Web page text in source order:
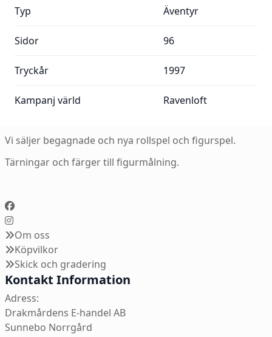
Typ Äventyr
Sidor 96
Tryckår 1997
Kampanj värld Ravenloft
Vi säljer begagnade och nya rollspel och figurspel.
Tärningar och färger till figurmålning.
Om oss
Köpvilkor
Skick och gradering
Kontakt Information
Adress:
Drakmårdens E-handel AB
Sunnebo Norrgård